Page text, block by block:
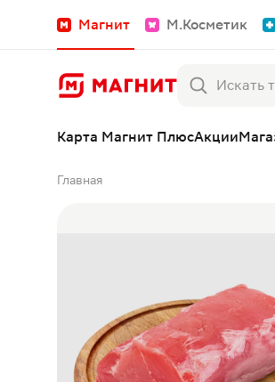
Магнит М.Косметик
Карта Магнит ПлюсАкции
Главная